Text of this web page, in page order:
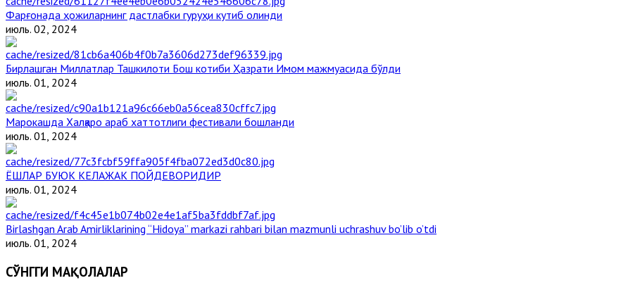
Фарғонада ҳожиларнинг дастлабки гуруҳи кутиб олинди
июль. 02, 2024
Бирлашган Миллатлар Ташкилоти Бош котиби Ҳазрати Имом мажмуасида бўлди
июль. 01, 2024
Марокашда Халқаро араб хаттотлиги фестивали бошланди
июль. 01, 2024
ЁШЛАР БУЮК КЕЛАЖАК ПОЙДЕВОРИДИР
июль. 01, 2024
Birlashgan Arab Amirliklarining “Hidoya” markazi rahbari bilan mazmunli uchrashuv bo’lib o’tdi
июль. 01, 2024
СЎНГГИ МАҚОЛАЛАР